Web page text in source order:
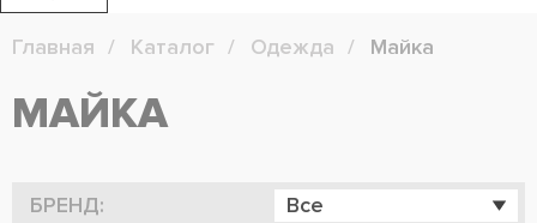
Главная Каталог Одежда Майка
МАЙКА
БРЕНД: Все